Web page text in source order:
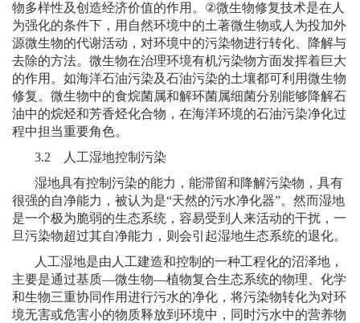
物多样性及创造经济价值的作用。 ②微生物修复技术是在人
为强化的条件下，用自然环境中的土著微生物或人为投加外
源微生物的代谢活动，对环境中的污染物进行转化、降解与
去除的方法。微生物在治理环境有机污染物方面发挥着巨大
的作用。如海洋石油污染及石油污染的土壤都可利用微生物
修复。微生物中的食烷菌属和解环菌属细菌分别能够降解石
油中的烷烃和芳香烃化合物，在海洋环境的石油污染净化过
程中担当重要角色。
3.2 人工湿地控制污染
湿地具有控制污染的能力，能滞留和降解污染物，具有
很强的自净能力，被认为是“天然的污水净化器”。然而湿地
是一个极为脆弱的生态系统，容易受到人来活动的干扰，一
旦污染物超过其自净能力，则会引起湿地生态系统的退化。
人工湿地是由人工建造和控制的一种工程化的沼泽地，
主要是通过基质—微生物—植物复合生态系统的物理、化学
和生物三重协同作用进行污水的净化，将污染物转化为对环
境无害或危害小的物质释放到环境中，同时污水中的营养物